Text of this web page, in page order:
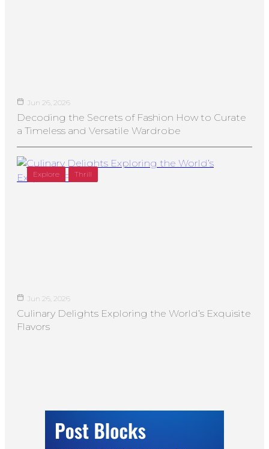
Jun 26, 2026
Decoding the Secrets of Fashion How to Curate
a Timeless and Versatile Wardrobe
Explore Thrill
Jun 26, 2026
Culinary Delights Exploring the World’s Exquisite
Flavors